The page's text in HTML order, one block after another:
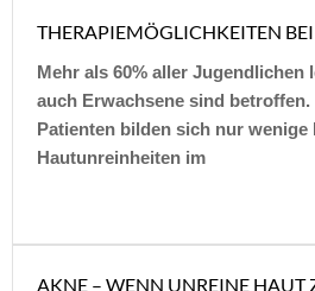
THERAPIEMÖGLICHKEITEN
Mehr als 60% aller Jugendlichen
auch Erwachsene sind betroffen.
Patienten bilden sich nur wenige
Hautunreinheiten im
AKNE – WENN UNREINE HAUT